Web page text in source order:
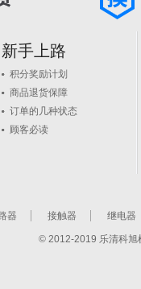
新手上路
积分奖励计划
商品退货保障
订单的几种状态
顾客必读
器 接触器 继电器
© 2012-2019 乐清科旭